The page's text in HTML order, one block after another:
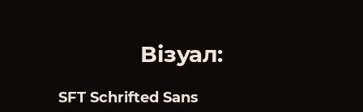
Візуал:
SFT Schrifted Sans